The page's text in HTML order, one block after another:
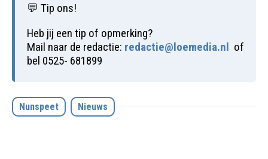
💬 Tip ons!
Heb jij een tip of opmerking?
Mail naar de redactie: redactie@loemedia.nl of
bel 0525- 681899
Nunspeet Nieuws